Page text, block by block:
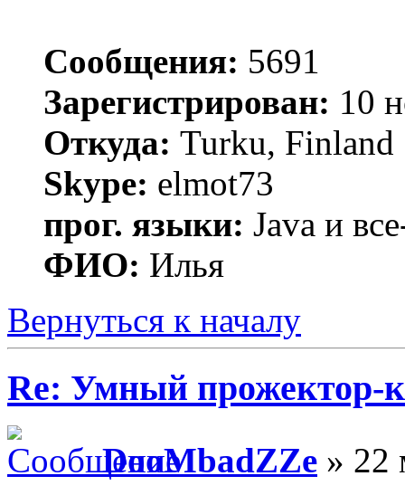
Сообщения: 5691
Зарегистрирован: 10
Откуда: Turku, Finland
Skype: elmot73
прог. языки: Java и
ФИО: Илья
Вернуться к началу
Re: Умный прожектор-
DooMbadZZe » 22